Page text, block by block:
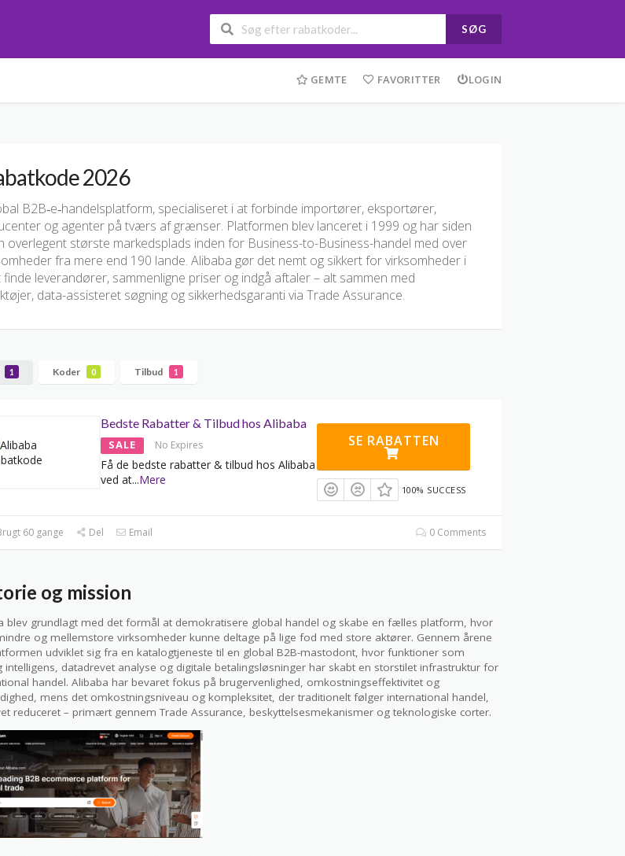
SØG
GEMTE FAVORITTER LOGIN
2026
B2B‑e‑handelsplatform, specialiseret i at forbinde importører, eksportører,
og agenter på tværs af grænser. Platformen blev lanceret i 1999 og har siden
overlegent største markedsplads inden for Business-to-Business-handel med over
fra mere end 190 lande. Alibaba gør det nemt og sikkert for virksomheder i
leverandører, sammenligne priser og indgå aftaler – alt sammen med
data-assisteret søgning og sikkerhedsgaranti via Trade Assurance.
1 Koder 0 Tilbud 1
Bedste Rabatter & Tilbud hos Alibaba
SALE No Expires
Få de bedste rabatter & tilbud hos Alibaba
ved at...Mere
SE RABATTEN
100% SUCCESS
60 gange Del Email 0 Comments
og mission
blev grundlagt med det formål at demokratisere global handel og skabe en fælles platform, hvor
og mellemstore virksomheder kunne deltage på lige fod med store aktører. Gennem årene
udviklet sig fra en katalogtjeneste til en global B2B-mastodont, hvor funktioner som
intelligens, datadrevet analyse og digitale betalingsløsninger har skabt en storstilet infrastruktur for
handel. Alibaba har bevaret fokus på brugervenlighed, omkostningseffektivitet og
mens det omkostningsniveau og kompleksitet, der traditionelt følger international handel,
reduceret – primært gennem Trade Assurance, beskyt­telsesmekanismer og teknologiske corter.